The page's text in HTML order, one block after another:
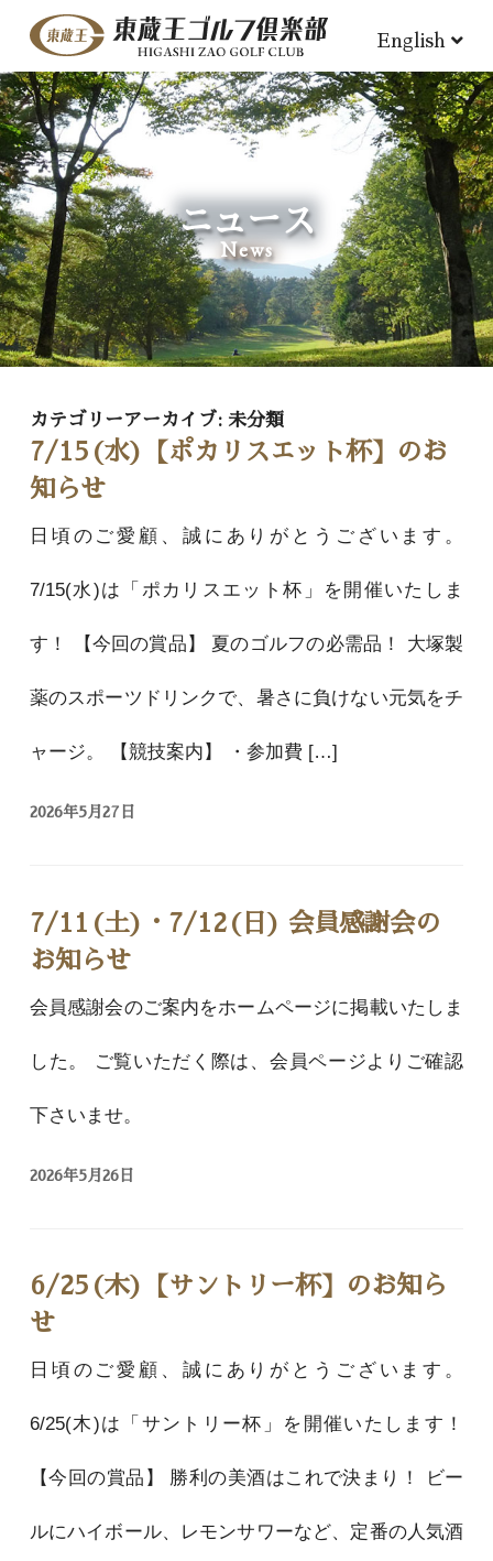
English
ニュース
News
カテゴリーアーカイブ: 未分類
7/15(水)【ポカリスエット杯】のお
知らせ
日頃のご愛顧、誠にありがとうございます。
7/15(水)は「ポカリスエット杯」を開催いたしま
す！ 【今回の賞品】 夏のゴルフの必需品！ 大塚製
薬のスポーツドリンクで、暑さに負けない元気をチ
ャージ。 【競技案内】 ・参加費 […]
2026年5月27日
7/11(土)・7/12(日) 会員感謝会の
お知らせ
会員感謝会のご案内をホームページに掲載いたしま
した。 ご覧いただく際は、会員ページよりご確認
下さいませ。
2026年5月26日
6/25(木)【サントリー杯】のお知ら
せ
日頃のご愛顧、誠にありがとうございます。
6/25(木)は「サントリー杯」を開催いたします！
【今回の賞品】 勝利の美酒はこれで決まり！ ビー
ルにハイボール、レモンサワーなど、定番の人気酒